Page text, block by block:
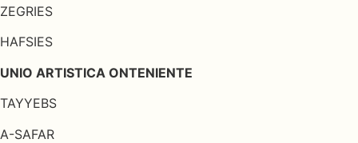
ZEGRIES
HAFSIES
UNIO ARTISTICA ONTENIENTE
TAYYEBS
A-SAFAR